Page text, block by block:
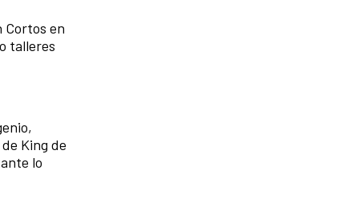
Cortos en
talleres
King de
lo